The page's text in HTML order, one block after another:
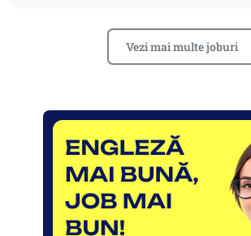
Vezi mai multe joburi